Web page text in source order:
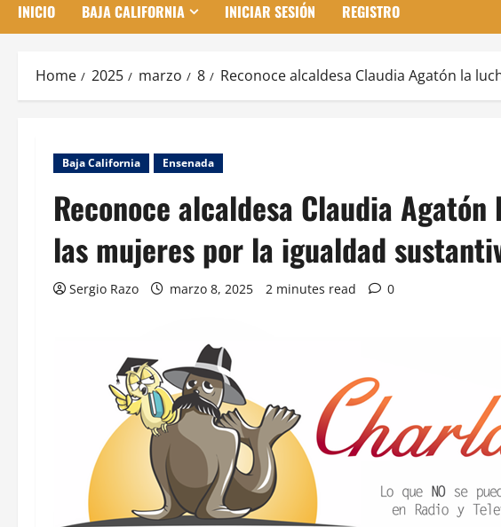
INICIO BAJA CALIFORNIA INICIAR SESIÓN REGISTRO
Home 2025 marzo 8 Reconoce alcaldesa Claudia Agatón la
Baja California Ensenada
Reconoce alcaldesa Claudia
las mujeres por la igualdad
Sergio Razo marzo 8, 2025 2 minutes read 0